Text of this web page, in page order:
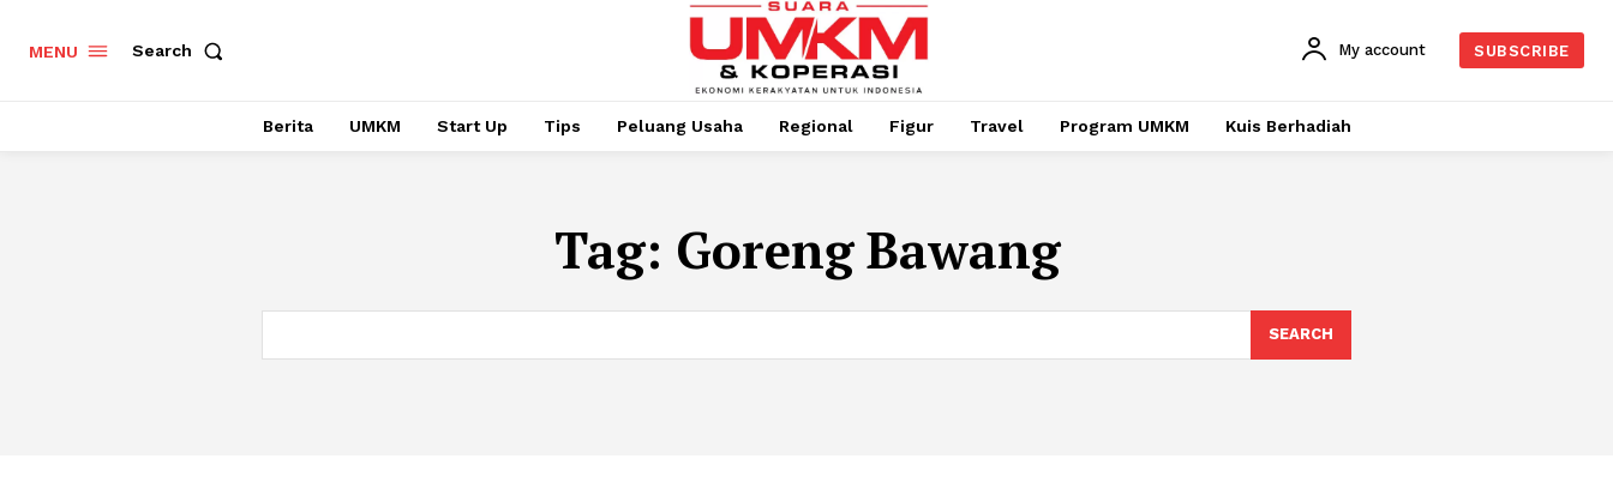
MENU Search My account SUBSCRIBE
Berita UMKM Start Up Tips Peluang Usaha Regional Figur Travel Program UMKM Kuis Berhadiah
Tag: Goreng Bawang
SEARCH